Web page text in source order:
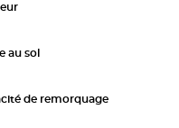
au sol
de remorquage